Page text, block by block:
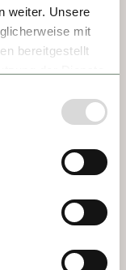
weiter. Unsere
mit
bereitgestellt